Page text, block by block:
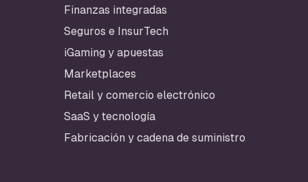
Finanzas integradas
Seguros e InsurTech
iGaming y apuestas
Marketplaces
Retail y comercio electrónico
SaaS y tecnología
Fabricación y cadena de suministro